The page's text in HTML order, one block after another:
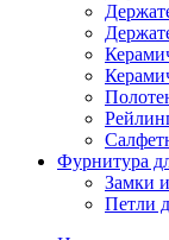
Фурнитура
Замки
Петли